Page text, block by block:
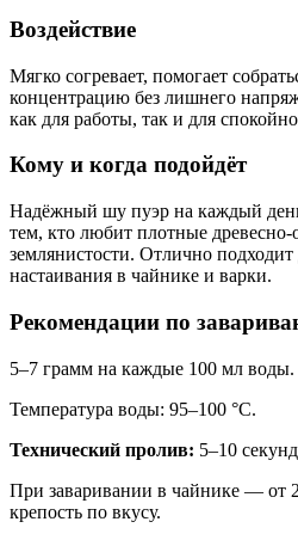
Воздействие
Мягко согревает, помогает
концентрацию без лишнего
как для работы, так и для
Кому и когда подойдёт
Надёжный шу пуэр на каждый
тем, кто любит плотные древесно-
землянистости. Отлично подходит
настаивания в чайнике и варки.
Рекомендации по
5–7 грамм на каждые 100 мл воды.
Температура воды: 95–100 °C.
Технический пролив: 5–10
При заваривании в чайнике — от
крепость по вкусу.